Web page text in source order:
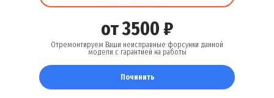
от 3500 ₽
Починить
Отремонтируем Ваши неисправные форсунки данной
модели с гарантией на работы